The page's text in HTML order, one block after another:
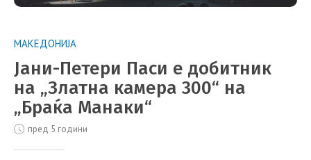
МАКЕДОНИЈА
Јани-Петери Паси е добитник
на „Златна камера 300“ на
„Браќа Манаки“
пред 5 години